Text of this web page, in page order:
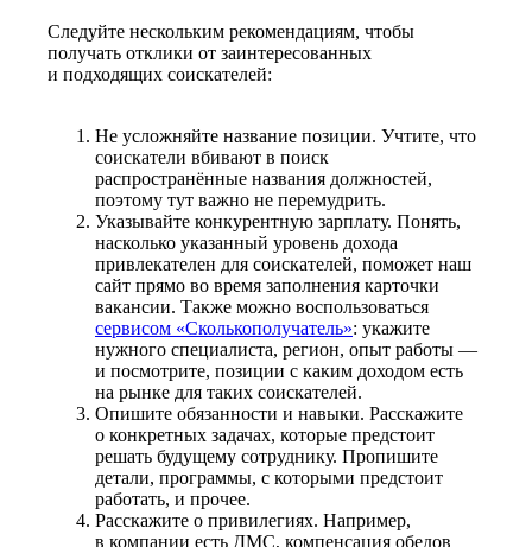
Следуйте нескольким рекомендациям, чтобы
получать отклики от заинтересованных
и подходящих соискателей:
Не усложняйте название позиции. Учтите, что
соискатели вбивают в поиск
распространённые названия должностей,
поэтому тут важно не перемудрить.
Указывайте конкурентную зарплату. Понять,
насколько указанный уровень дохода
привлекателен для соискателей, поможет наш
сайт прямо во время заполнения карточки
вакансии. Также можно воспользоваться
сервисом «Сколькополучатель»: укажите
нужного специалиста, регион, опыт работы —
и посмотрите, позиции с каким доходом есть
на рынке для таких соискателей.
Опишите обязанности и навыки. Расскажите
о конкретных задачах, которые предстоит
решать будущему сотруднику. Пропишите
детали, программы, с которыми предстоит
работать, и прочее.
Расскажите о привилегиях. Например,
в компании есть ДМС, компенсация обедов